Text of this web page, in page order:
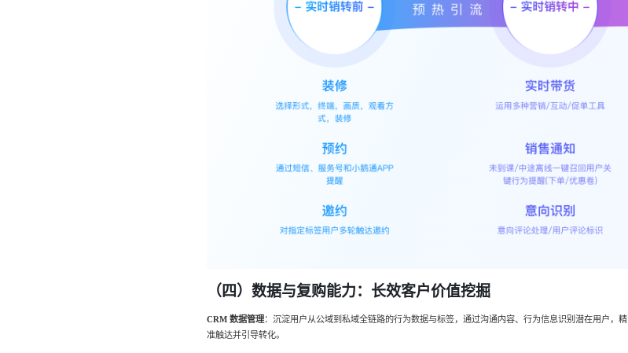
（四）数据与复购能力：长效客户价值挖掘
CRM 数据管理：沉淀用户从公域到私域全链路的行为数据与标签，通过沟通内容、行为信息识别潜在用户，精
准触达并引导转化。